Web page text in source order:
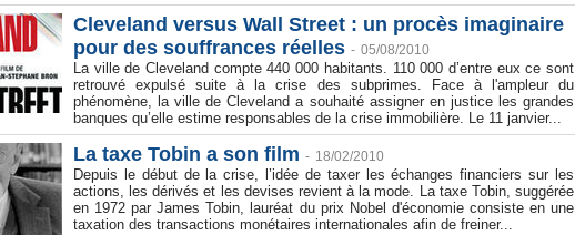
Cleveland versus Wall Street : un procès imaginaire
pour des souffrances réelles - 05/08/2010
La ville de Cleveland compte 440 000 habitants. 110 000 d’entre eux ce sont
retrouvé expulsé suite à la crise des subprimes. Face à l'ampleur du
phénomène, la ville de Cleveland a souhaité assigner en justice les grandes
banques qu’elle estime responsables de la crise immobilière. Le 11 janvier...
La taxe Tobin a son film - 18/02/2010
Depuis le début de la crise, l’idée de taxer les échanges financiers sur les
actions, les dérivés et les devises revient à la mode. La taxe Tobin, suggérée
en 1972 par James Tobin, lauréat du prix Nobel d'économie consiste en une
taxation des transactions monétaires internationales afin de freiner...